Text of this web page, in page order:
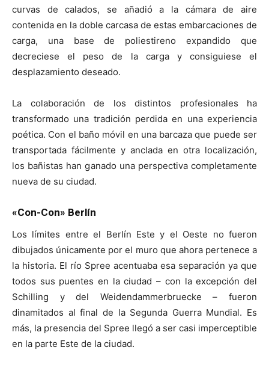
curvas de calados, se añadió a la cámara de aire
contenida en la doble carcasa de estas embarcaciones de
carga, una base de poliestireno expandido que
decreciese el peso de la carga y consiguiese el
desplazamiento deseado.
La colaboración de los distintos profesionales ha
transformado una tradición perdida en una experiencia
poética. Con el baño móvil en una barcaza que puede ser
transportada fácilmente y anclada en otra localización,
los bañistas han ganado una perspectiva completamente
nueva de su ciudad.
«Con-Con» Berlín
Los límites entre el Berlín Este y el Oeste no fueron
dibujados únicamente por el muro que ahora pertenece a
la historia. El río Spree acentuaba esa separación ya que
todos sus puentes en la ciudad – con la excepción del
Schilling y del Weidendammerbruecke – fueron
dinamitados al final de la Segunda Guerra Mundial. Es
más, la presencia del Spree llegó a ser casi imperceptible
en la parte Este de la ciudad.